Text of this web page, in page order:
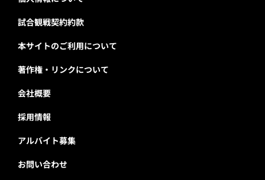
試合観戦契約約款
本サイトのご利用について
著作権・リンクについて
会社概要
採用情報
アルバイト募集
お問い合わせ